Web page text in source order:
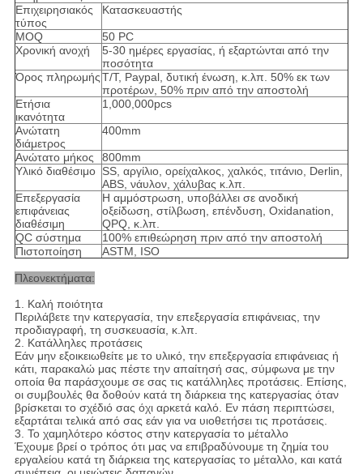
Επιχειρησιακός
τύπος
Κατασκευαστής
MOQ
50 PC
Χρονική ανοχή
5-30 ημέρες εργασίας, ή εξαρτώνται από την
ποσότητα
Όρος πληρωμήςT/T, Paypal, δυτική ένωση, κ.λπ. 50% εκ των
προτέρων, 50% πριν από την αποστολή
Ετήσια
ικανότητα
1,000,000pcs
Ανώτατη
διάμετρος
400mm
Ανώτατο μήκος
800mm
Υλικό διαθέσιμο SS, αργίλιο, ορείχαλκος, χαλκός, τιτάνιο, Derlin,
ABS, νάυλον, χάλυβας κ.λπ.
Επεξεργασία
επιφάνειας
διαθέσιμη
Η αμμόστρωση, υποβάλλει σε ανοδική
οξείδωση, στίλβωση, επένδυση, Oxidanation,
QPQ, κ.λπ.
QC σύστημα
100% επιθεώρηση πριν από την αποστολή
Πιστοποίηση
ASTM, ISO
Πλεονεκτήματα:
1. Καλή ποιότητα
Περιλάβετε την κατεργασία, την επεξεργασία επιφάνειας, την
προδιαγραφή, τη συσκευασία, κ.λπ.
2. Κατάλληλες προτάσεις
Εάν μην εξοικειωθείτε με το υλικό, την επεξεργασία επιφάνειας ή
κάτι, παρακαλώ μας πέστε την απαίτησή σας, σύμφωνα με την
οποία θα παράσχουμε σε σας τις κατάλληλες προτάσεις. Επίσης,
οι συμβουλές θα δοθούν κατά τη διάρκεια της κατεργασίας όταν
βρίσκεται το σχέδιό σας όχι αρκετά καλό. Εν πάση περιπτώσει,
εξαρτάται τελικά από σας εάν για να υιοθετήσει τις προτάσεις.
3. Το χαμηλότερο κόστος στην κατεργασία το μέταλλο
Έχουμε βρεί ο τρόπος ότι μας να επιβραδύνουμε τη ζημία του
εργαλείου κατά τη διάρκεια της κατεργασίας το μέταλλο, και κατά